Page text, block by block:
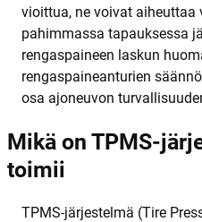
vioittua, ne voivat aiheuttaa
pahimmassa tapauksessa
rengaspaineen laskun
rengaspaineanturien
osa ajoneuvon
Mikä on TPMS-
toimii
TPMS-järjestelmä (Tire